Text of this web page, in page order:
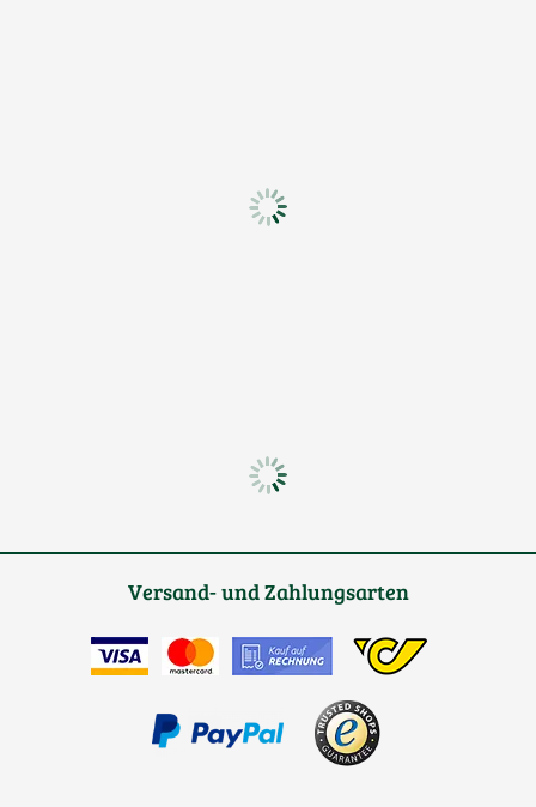
Versand- und Zahlungsarten